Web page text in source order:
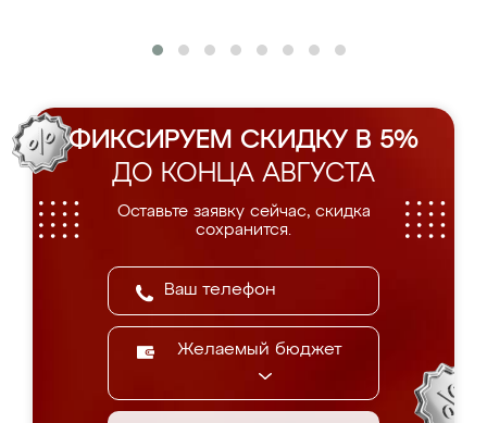
ФИКСИРУЕМ СКИДКУ В 5%
ДО КОНЦА АВГУСТА
Оставьте заявку сейчас, скидка
сохранится.
Желаемый бюджет